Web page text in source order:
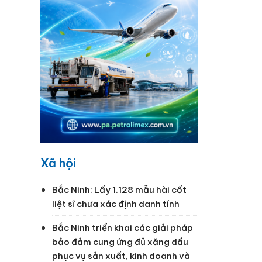
Xã hội
Bắc Ninh: Lấy 1.128 mẫu hài cốt
liệt sĩ chưa xác định danh tính
Bắc Ninh triển khai các giải pháp
bảo đảm cung ứng đủ xăng dầu
phục vụ sản xuất, kinh doanh và